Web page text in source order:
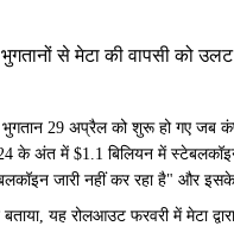
से मेटा की वापसी को
भुगतान 29 अप्रैल को शुरू हो गए जब
के अंत में $1.1 बिलियन में
जारी नहीं कर रहा है" और
बताया, यह रोलआउट फरवरी में मेटा